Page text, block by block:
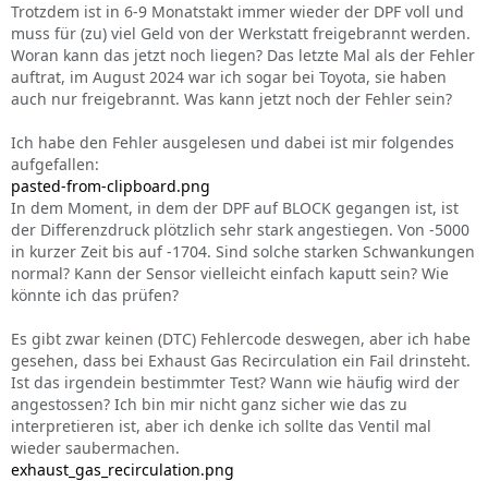
Trotzdem ist in 6-9 Monatstakt immer wieder der DPF voll und
muss für (zu) viel Geld von der Werkstatt freigebrannt werden.
Woran kann das jetzt noch liegen? Das letzte Mal als der Fehler
auftrat, im August 2024 war ich sogar bei Toyota, sie haben
auch nur freigebrannt. Was kann jetzt noch der Fehler sein?
Ich habe den Fehler ausgelesen und dabei ist mir folgendes
aufgefallen:
pasted-from-clipboard.png
In dem Moment, in dem der DPF auf BLOCK gegangen ist, ist
der Differenzdruck plötzlich sehr stark angestiegen. Von -5000
in kurzer Zeit bis auf -1704. Sind solche starken Schwankungen
normal? Kann der Sensor vielleicht einfach kaputt sein? Wie
könnte ich das prüfen?
Es gibt zwar keinen (DTC) Fehlercode deswegen, aber ich habe
gesehen, dass bei Exhaust Gas Recirculation ein Fail drinsteht.
Ist das irgendein bestimmter Test? Wann wie häufig wird der
angestossen? Ich bin mir nicht ganz sicher wie das zu
interpretieren ist, aber ich denke ich sollte das Ventil mal
wieder saubermachen.
exhaust_gas_recirculation.png